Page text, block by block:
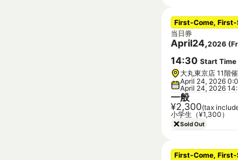
First-Come, First-
当日券
April24,2026 (
14:30 Start Time
大丸東京店 11階
April 24, 2026
April 24, 2026
一般
¥2,300(tax
小学生（¥1,300）
Sold Out
First-Come, First-